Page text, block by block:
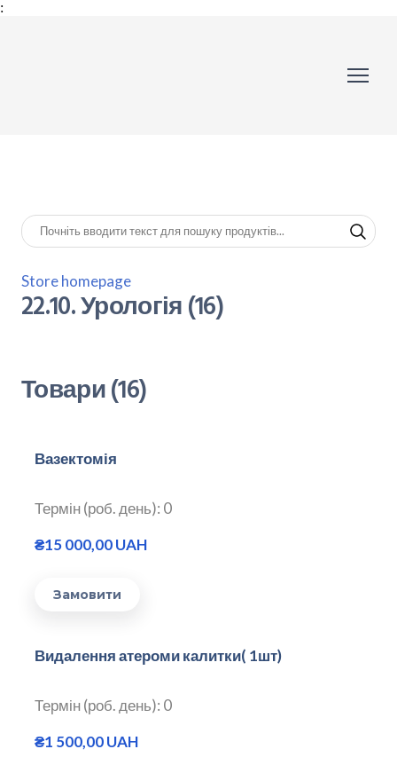
:
Store homepage
22.10. Урологія (16)
Товари (16)
Вазектомія
Термін (роб. день): 0
₴15 000,00 UAH
Замовити
Видалення атероми калитки( 1шт)
Термін (роб. день): 0
₴1 500,00 UAH